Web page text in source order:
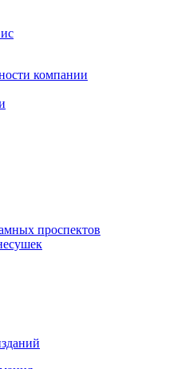
компании
проспектов